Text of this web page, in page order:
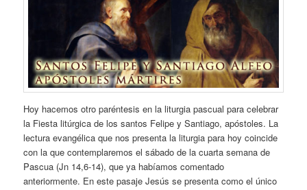
Hoy hacemos otro paréntesis en la liturgia pascual para celebrar
la Fiesta litúrgica de los santos Felipe y Santiago, apóstoles. La
lectura evangélica que nos presenta la liturgia para hoy coincide
con la que contemplaremos el sábado de la cuarta semana de
Pascua (Jn 14,6-14), que ya habíamos comentado
anteriormente. En este pasaje Jesús se presenta como el único